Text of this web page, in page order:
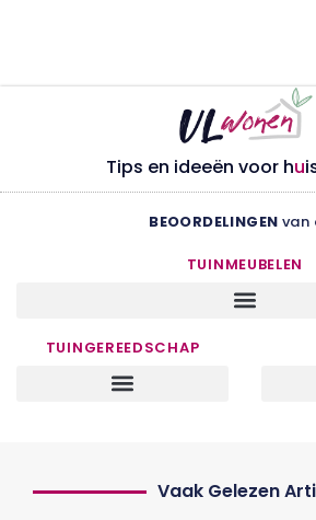
Tips en ideeën voor hu
BEOORDELINGEN van
TUINMEUBELEN
TUINGEREEDSCHAP
Vaak Gelezen